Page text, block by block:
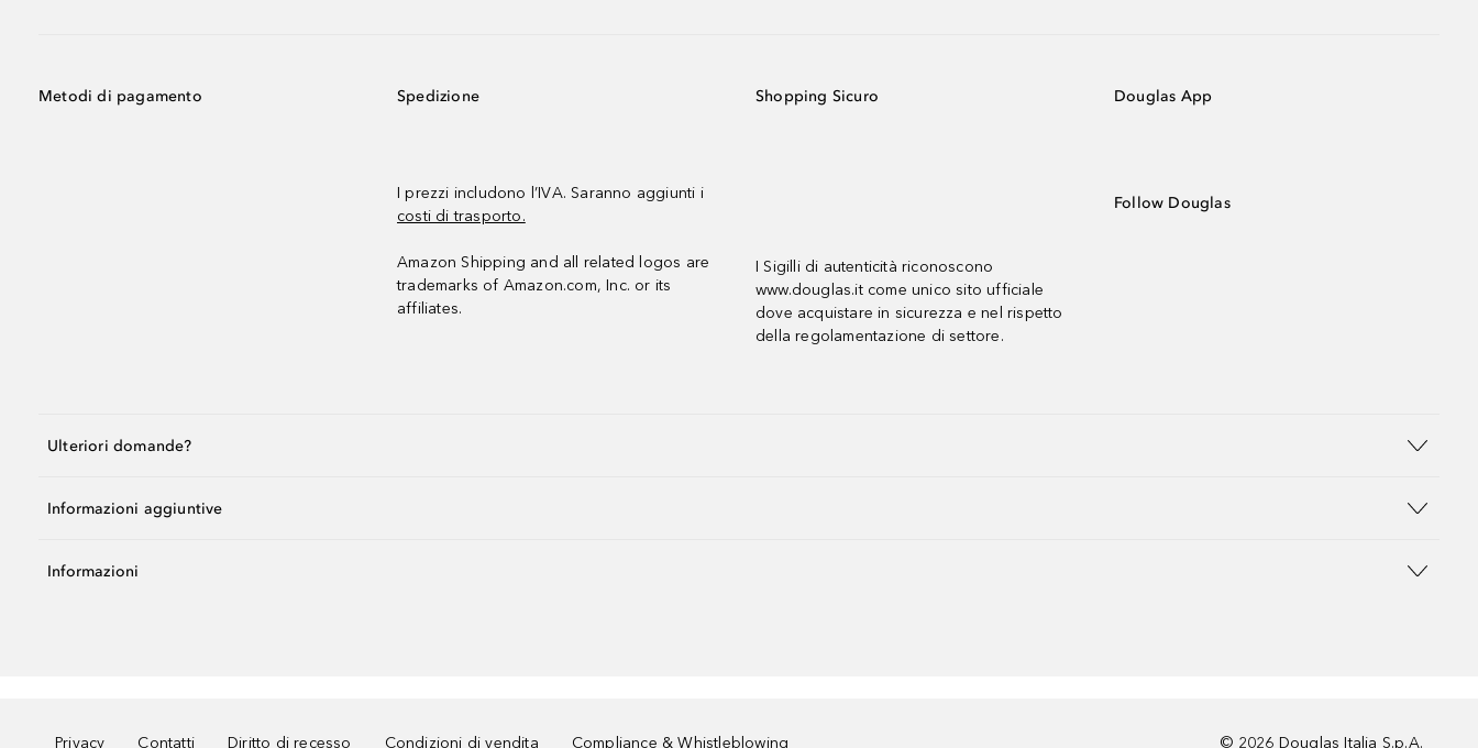
Metodi di pagamento Spedizione
I prezzi includono l’IVA. Saranno aggiunti i
costi di trasporto.
Amazon Shipping and all related logos are
trademarks of Amazon.com, Inc. or its
affiliates.
Shopping Sicuro
I Sigilli di autenticità riconoscono
www.douglas.it come unico sito ufficiale
dove acquistare in sicurezza e nel rispetto
della regolamentazione di settore.
Douglas App
Follow Douglas
Ulteriori domande?
Informazioni aggiuntive
Informazioni
Privacy Contatti Diritto di recesso Condizioni di vendita
Compliance & Whistleblowing
© 2026 Douglas Italia S.p.A.